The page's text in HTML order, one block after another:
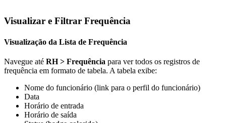
Visualizar e Filtrar Frequência
Visualização da Lista de Frequência
Navegue até RH > Frequência para ver todos os registros de
frequência em formato de tabela. A tabela exibe:
Nome do funcionário (link para o perfil do funcionário)
Data
Horário de entrada
Horário de saída